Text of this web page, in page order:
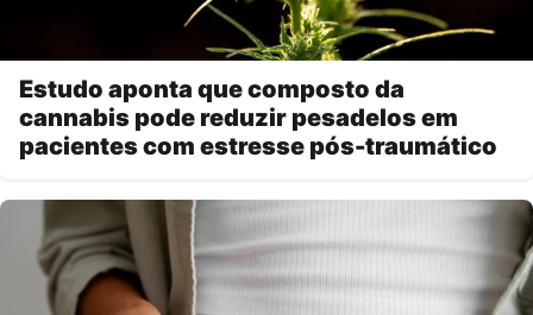
Estudo aponta que composto da
cannabis pode reduzir pesadelos em
pacientes com estresse pós-traumático